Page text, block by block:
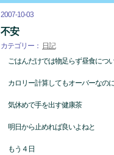
2007-10-03
不安
カテゴリー： 日記
ごはんだけでは物足らず昼食につ
カロリー計算してもオーバーなの
気休めで手を出す健康茶
明日から止めれば良いよねと
もう４日